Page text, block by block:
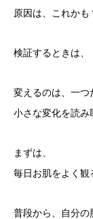
原因は、これか
検証するときは、
変えるのは、一つ
小さな変化を読み
まずは、
毎日お肌をよく観
普段から、自分の